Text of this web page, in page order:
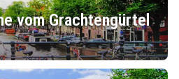
vom Grachtengürtel